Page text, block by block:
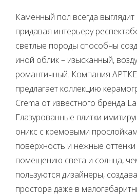
Каменный пол всегда
придавая интерьеру
светлые породы способны
иной облик – изысканный,
романтичный. Компания
предлагает коллекцию
Crema от известного бренда
Глазурованные плитки
оникс с кремовыми
поверхность и нежные
помещению света и солнца,
пользуются дизайнеры,
простора даже в